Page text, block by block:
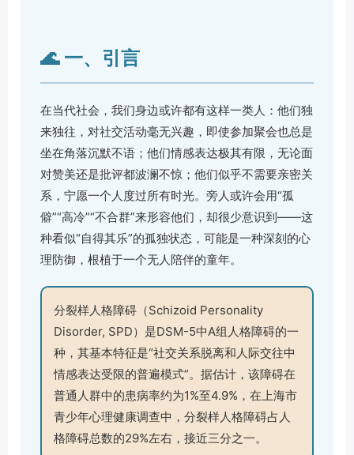
🌊 一、引言
在当代社会，我们身边或许都有这样一类人：他们独
来独往，对社交活动毫无兴趣，即使参加聚会也总是
坐在角落沉默不语；他们情感表达极其有限，无论面
对赞美还是批评都波澜不惊；他们似乎不需要亲密关
系，宁愿一个人度过所有时光。旁人或许会用“孤
僻”“高冷”“不合群”来形容他们，却很少意识到——这
种看似“自得其乐”的孤独状态，可能是一种深刻的心
理防御，根植于一个无人陪伴的童年。
分裂样人格障碍（Schizoid Personality
Disorder, SPD）是DSM-5中A组人格障碍的一
种，其基本特征是“社交关系脱离和人际交往中
情感表达受限的普遍模式”。据估计，该障碍在
普通人群中的患病率约为1%至4.9%，在上海市
青少年心理健康调查中，分裂样人格障碍占人
格障碍总数的29%左右，接近三分之一。